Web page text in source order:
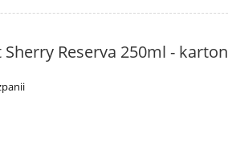
Sherry Reserva 250ml - karton